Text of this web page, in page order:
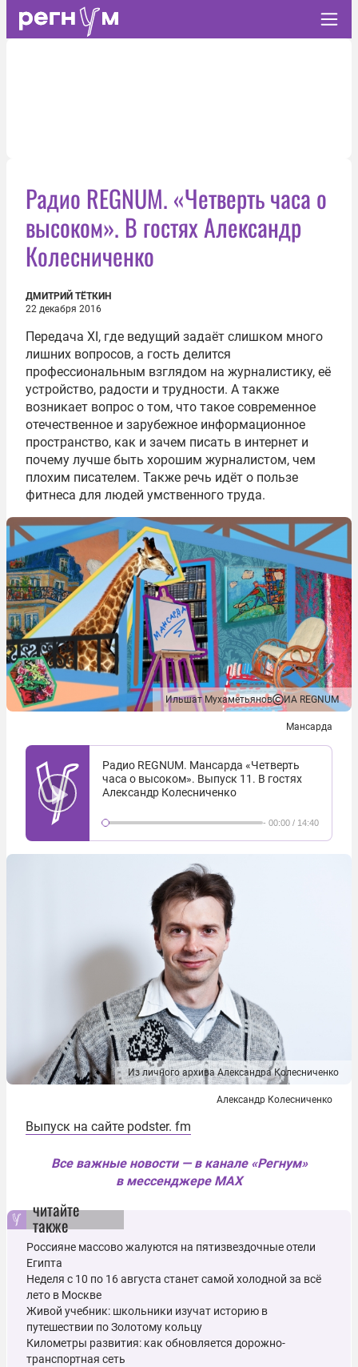
Радио REGNUM. «Четверть часа о
высоком». В гостях Александр
Колесниченко
ДМИТРИЙ ТЁТКИН
22 декабря 2016
Передача XI, где ведущий задаёт слишком много
лишних вопросов, а гость делится
профессиональным взглядом на журналистику, её
устройство, радости и трудности. А также
возникает вопрос о том, что такое современное
отечественное и зарубежное информационное
пространство, как и зачем писать в интернет и
почему лучше быть хорошим журналистом, чем
плохим писателем. Также речь идёт о пользе
фитнеса для людей умственного труда.
Ильшат Мухаметьянов ИА REGNUM
Мансарда
Радио REGNUM. Мансарда «Четверть
часа о высоком». Выпуск 11. В гостях
Александр Колесниченко
- 00:00 / 14:40
Из личного архива Александра Колесниченко
Александр Колесниченко
Выпуск на сайте podster. fm
Все важные новости — в канале «Регнум»
в мессенджере MAX
читайте
также
Россияне массово жалуются на пятизвездочные отели
Египта
Неделя с 10 по 16 августа станет самой холодной за всё
лето в Москве
Живой учебник: школьники изучат историю в
путешествии по Золотому кольцу
Километры развития: как обновляется дорожно-
транспортная сеть